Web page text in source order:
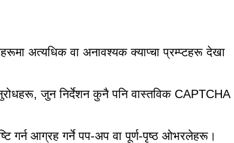
अत्यधिक वा अनावश्यक क्याप्चा प्रम्प्टहरू देखा
जुन निर्देशन कुनै पनि वास्तविक CAPTCHA
गर्न आग्रह गर्ने पप-अप वा पूर्ण-पृष्ठ ओभरलेहरू।